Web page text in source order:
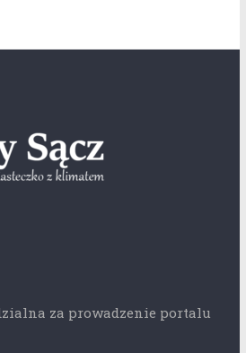
za prowadzenie portalu